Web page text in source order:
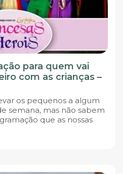
para quem vai
com as crianças –
os pequenos a algum
semana, mas não sabem
que as nossas